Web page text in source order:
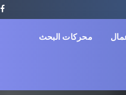
محركات البحث